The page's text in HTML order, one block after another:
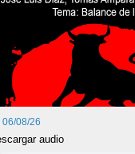
06/08/26
audio